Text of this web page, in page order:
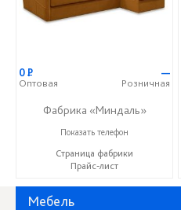
0Р
Оптовая
—
Розничная
Фабрика «Миндаль»
+7 (927) 630-62-82
Показать телефон
Страница фабрики
Прайс-лист
Мебель